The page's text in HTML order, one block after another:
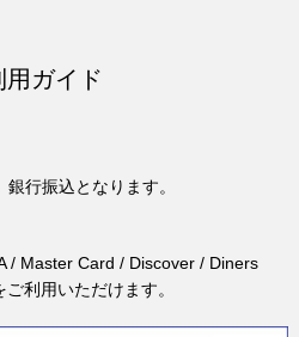
用ガイド
行振込となります。
/ Master Card / Discover / Diners
利用いただけます。